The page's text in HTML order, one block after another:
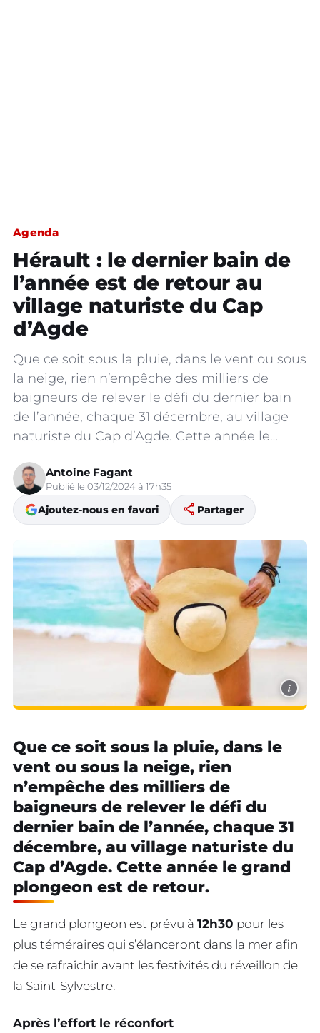
Agenda
Hérault : le dernier bain de
l’année est de retour au
village naturiste du Cap
d’Agde
Que ce soit sous la pluie, dans le vent ou sous
la neige, rien n’empêche des milliers de
baigneurs de relever le défi du dernier bain
de l’année, chaque 31 décembre, au village
naturiste du Cap d’Agde. Cette année le…
Antoine Fagant
Publié le 03/12/2024 à 17h35
Ajoutez-nous en favori share Partager
i
Que ce soit sous la pluie, dans le
vent ou sous la neige, rien
n’empêche des milliers de
baigneurs de relever le défi du
dernier bain de l’année, chaque 31
décembre, au village naturiste du
Cap d’Agde. Cette année le grand
plongeon est de retour.
Le grand plongeon est prévu à 12h30 pour les
plus téméraires qui s’élanceront dans la mer afin
de se rafraîchir avant les festivités du réveillon de
la Saint-Sylvestre.
Après l’effort le réconfort